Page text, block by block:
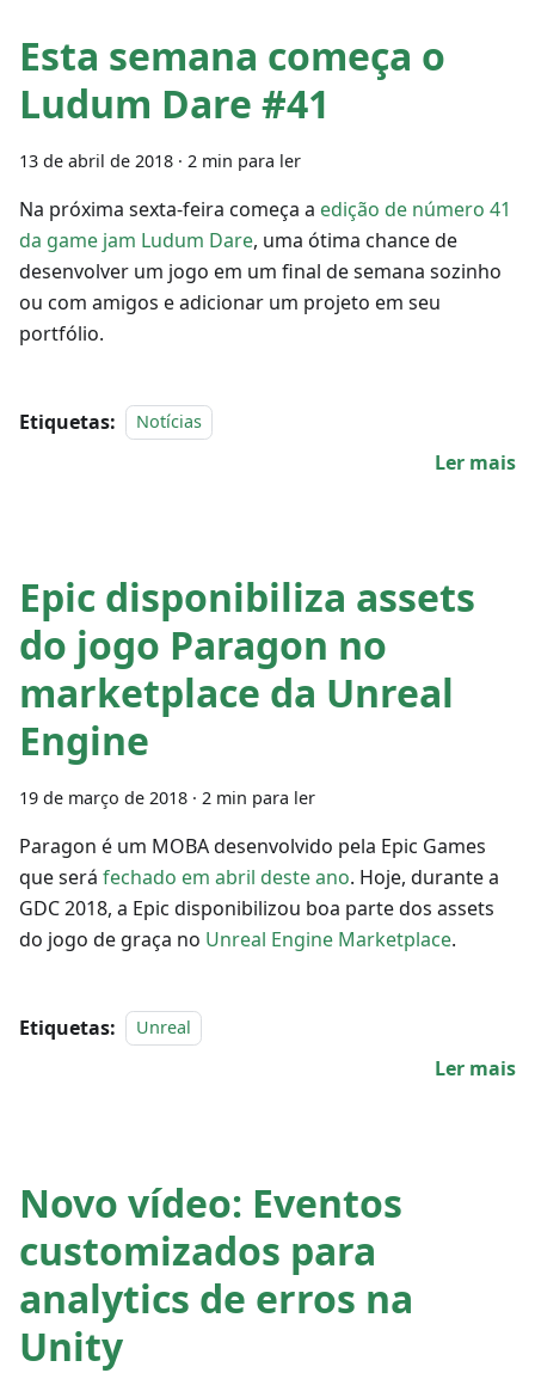
Esta semana começa o
Ludum Dare #41
13 de abril de 2018 · 2 min para ler
Na próxima sexta-feira começa a edição de número 41
da game jam Ludum Dare, uma ótima chance de
desenvolver um jogo em um final de semana sozinho
ou com amigos e adicionar um projeto em seu
portfólio.
Etiquetas: Notícias
Ler mais
Epic disponibiliza assets
do jogo Paragon no
marketplace da Unreal
Engine
19 de março de 2018 · 2 min para ler
Paragon é um MOBA desenvolvido pela Epic Games
que será fechado em abril deste ano. Hoje, durante a
GDC 2018, a Epic disponibilizou boa parte dos assets
do jogo de graça no Unreal Engine Marketplace.
Etiquetas: Unreal
Ler mais
Novo vídeo: Eventos
customizados para
analytics de erros na
Unity